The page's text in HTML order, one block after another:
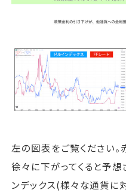
左の図表をご覧ください
徐々に下がってくると予
ンデックス(様々な通貨に